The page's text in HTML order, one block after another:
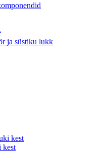
ja süstiku lukk
kest